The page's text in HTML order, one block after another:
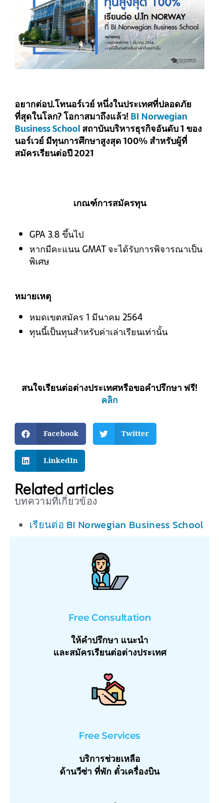
อยากต่อป.โทนอร์เวย์ หนึ่งในประเทศที่ปลอดภัย
ที่สุดในโลก? โอกาสมาถึงแล้ว! BI Norwegian
Business School สถาบันบริหารธุรกิจอันดับ 1 ของ
นอร์เวย์ มีทุนการศึกษาสูงสุด 100% สำหรับผู้ที่
สมัครเรียนต่อปี 2021
เกณฑ์การสมัครทุน
GPA 3.8 ขึ้นไป
หากมีคะแนน GMAT จะได้รับการพิจารณาเป็น
พิเศษ
หมายเหตุ
หมดเขตสมัคร 1 มีนาคม 2564
ทุนนี้เป็นทุนสำหรับค่าเล่าเรียนเท่านั้น
สนใจเรียนต่อต่างประเทศหรือขอคำปรึกษา ฟรี!
คลิก
Facebook Twitter
LinkedIn
Related articles
บทความที่เกี่ยวข้อง
เรียนต่อ BI Norwegian Business School
Free Consultation
ให้คำปรึกษา แนะนำ
และสมัครเรียนต่อต่างประเทศ
Free Services
บริการช่วยเหลือ
ด้านวีซ่า ที่พัก ตั๋วเครื่องบิน